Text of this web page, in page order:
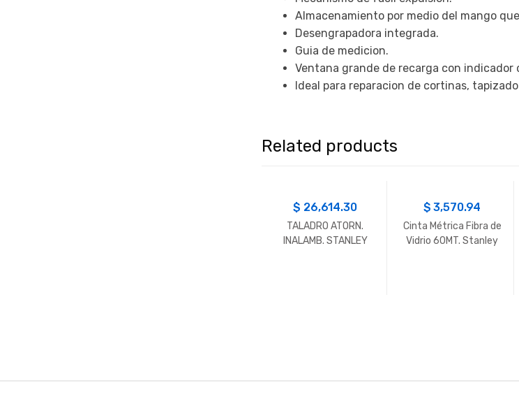
Almacenamiento por medio del mango
Desengrapadora integrada.
Guia de medicion.
Ventana grande de recarga con indicador
Ideal para reparacion de cortinas,
Related products
$ 26,614.30
TALADRO ATORN.
INALAMB. STANLEY
$3,570.94
Cinta Métrica Fibra de
Vidrio 60MT. Stanley